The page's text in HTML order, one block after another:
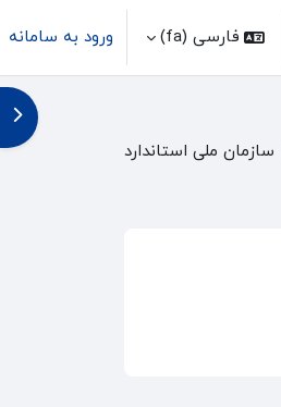
Toggle search
فارسی ‎(fa)‎ ورود به سامانه
سازمان ملی استاندارد